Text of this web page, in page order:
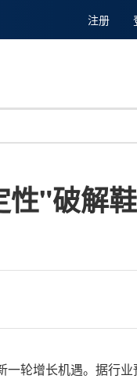
注册
保
"破解
轮增长机遇。据行